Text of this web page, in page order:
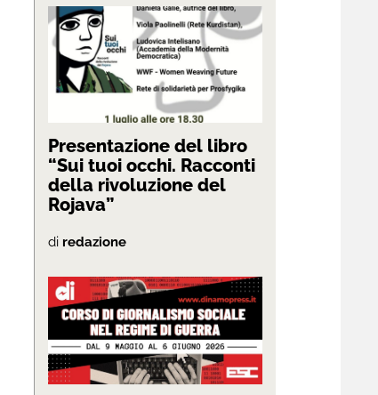
Presentazione del libro
“Sui tuoi occhi. Racconti
della rivoluzione del
Rojava”
di redazione